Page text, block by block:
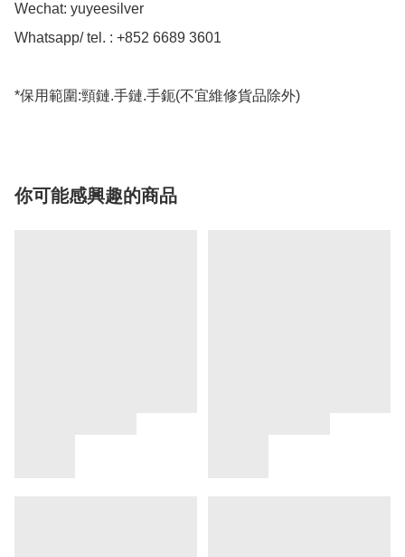
Wechat: yuyeesilver
Whatsapp/ tel. : +852 6689 3601
*保用範圍:頸鏈.手鏈.手鈪(不宜維修貨品除外)
你可能感興趣的商品